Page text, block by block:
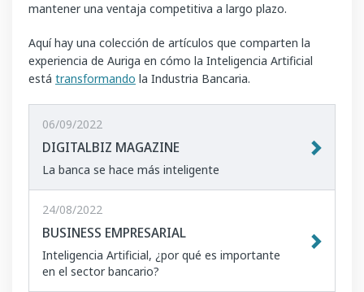
mantener una ventaja competitiva a largo plazo.
Aquí hay una colección de artículos que comparten la
experiencia de Auriga en cómo la Inteligencia Artificial
está transformando la Industria Bancaria.
06/09/2022
DIGITALBIZ MAGAZINE
La banca se hace más inteligente
24/08/2022
BUSINESS EMPRESARIAL
Inteligencia Artificial, ¿por qué es importante
en el sector bancario?